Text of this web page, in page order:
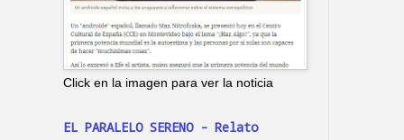
Click en la imagen para ver la noticia
EL PARALELO SERENO - Relato